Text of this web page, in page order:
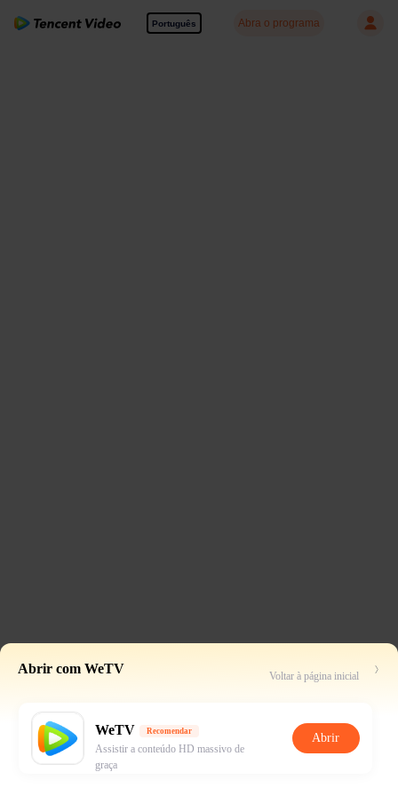
Português Abra o programa
Abrir com WeTV Voltar à página inicial
WeTV Recomendar
Assistir a conteúdo HD massivo de
graça
Abrir